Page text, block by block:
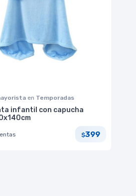
en Temporadas
infantil con capucha
$399